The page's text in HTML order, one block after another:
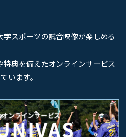
スポーツの試合映像が楽しめる
典を備えたオンラインサービス
います。